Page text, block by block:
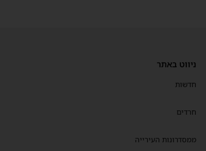
ניווט באתר
חדשות
חרדים
ממסדרונות העירייה